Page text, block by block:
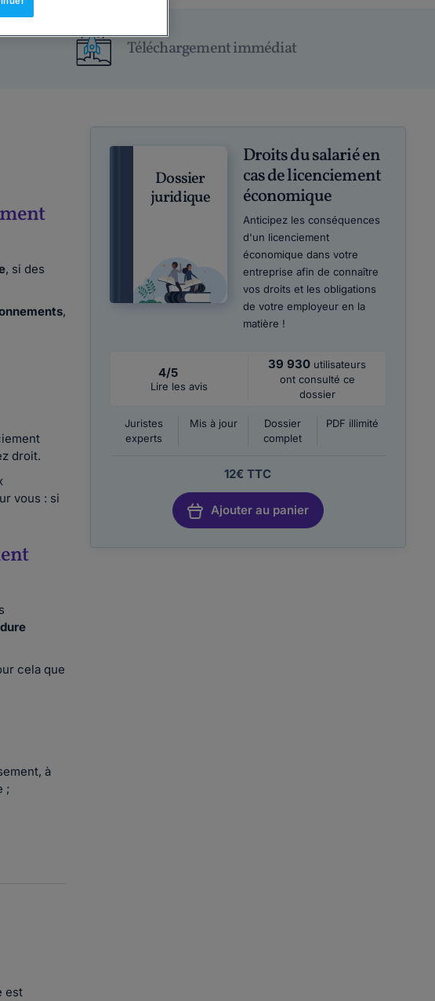
Téléchargement immédiat
, si des
,
droit.
vous : si
cela que
à
;
est
Dossier
juridique
Droits du salarié en
cas de licenciement
économique
Anticipez les conséquences
d'un licenciement
économique dans votre
entreprise afin de connaître
vos droits et les obligations
de votre employeur en la
matière !
4/5
Lire les avis
39 930 utilisateurs
ont consulté ce
dossier
Juristes
experts
Mis à jour
Dossier
complet
PDF illimité
12€ TTC
Ajouter au panier